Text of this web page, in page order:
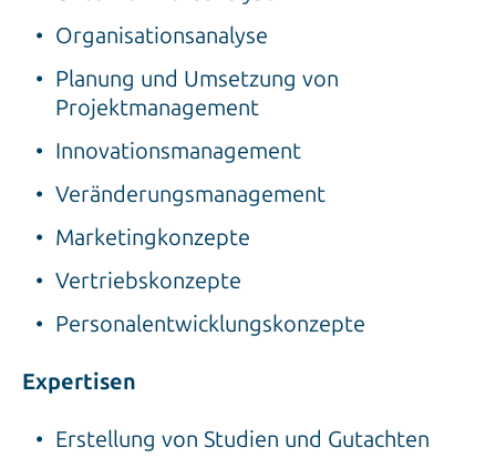
Organisationsanalyse
Planung und Umsetzung von
Projektmanagement
Innovationsmanagement
Veränderungsmanagement
Marketingkonzepte
Vertriebskonzepte
Personalentwicklungskonzepte
Expertisen
Erstellung von Studien und Gutachten